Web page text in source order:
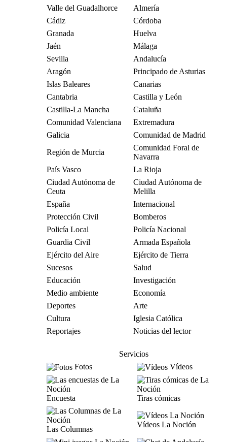
Valle del Guadalhorce
Almería
Cádiz
Córdoba
Granada
Huelva
Jaén
Málaga
Sevilla
Andalucía
Aragón
Principado de Asturias
Islas Baleares
Canarias
Cantabria
Castilla y León
Castilla-La Mancha
Cataluña
Comunidad Valenciana
Extremadura
Galicia
Comunidad de Madrid
Región de Murcia
Comunidad Foral de
Navarra
País Vasco
La Rioja
Ciudad Autónoma de
Ceuta
Ciudad Autónoma de
Melilla
España
Internacional
Protección Civil
Bomberos
Policía Local
Policía Nacional
Guardia Civil
Armada Española
Ejército del Aire
Ejército de Tierra
Sucesos
Salud
Educación
Investigación
Medio ambiente
Economía
Deportes
Arte
Cultura
Iglesia Católica
Reportajes
Noticias del lector
Servicios
Fotos
Vídeos
Encuesta Tiras cómicas
Las Columnas
Vídeos La Noción